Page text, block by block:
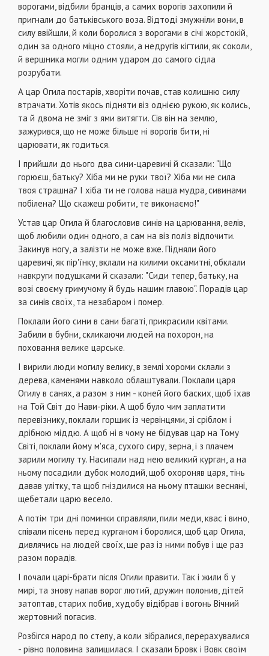
ворогами, відбили бранців, а самих ворогів захопили й
пригнали до батьківського воза. Відтоді змужніли вони, в
силу ввійшли, й коли боролися з ворогами в січі жорстокій,
один за одного міцно стояли, а недругів кігтили, як соколи,
й вершника могли одним ударом до самого сідла
розрубати.
А цар Огила постарів, хворіти почав, став колишню силу
втрачати. Хотів якось підняти віз однією рукою, як колись,
та й двома не зміг з ями витягти. Сів він на землю,
зажурився, що не може більше ні ворогів бити, ні
царювати, як годиться.
І прийшли до нього два сини-царевичі й сказали: "Що
горюєш, батьку? Хіба ми не руки твої? Хіба ми не сила
твоя страшна? І хіба ти не голова наша мудра, сивинами
побілена? Що скажеш робити, те виконаємо!"
Устав цар Огила й благословив синів на царювання, велів,
щоб любили один одного, а сам на віз поліз відпочити.
Закинув ногу, а залізти не може вже. Підняли його
царевичі, як пір'їнку, вклали на килими оксамитні, обклали
навкруги подушками й сказали: "Сиди тепер, батьку, на
возі своєму гримучому й будь нашим главою". Порадів цар
за синів своїх, та незабаром і помер.
Поклали його сини в сани багаті, прикрасили квітами.
Забили в бубни, скликаючи людей на похорон, на
поховання велике царське.
І вирили люди могилу велику, в землі хороми склали з
дерева, каменями навколо облаштували. Поклали царя
Огилу в санях, а разом з ним - коней його баских, щоб їхав
на Той Світ до Нави-ріки. А щоб було чим заплатити
перевізнику, поклали горщик із червінцями, зі сріблом і
дрібною міддю. А щоб ні в чому не бідував цар на Тому
Світі, поклали йому м'яса, сухого сиру, зерна, і з плачем
зарили могилу ту. Насипали над нею великий курган, а на
ньому посадили дубок молодий, щоб охороняв царя, тінь
давав улітку, та щоб гніздилися на ньому пташки весняні,
щебетали царю весело.
А потім три дні поминки справляли, пили меди, квас і вино,
співали пісень перед курганом і боролися, щоб цар Огила,
дивлячись на людей своїх, ще раз із ними побув і ще раз
разом порадів.
І почали царі-брати після Огили правити. Так і жили б у
мирі, та знову напав ворог лютий, дружин полонив, дітей
затоптав, старих побив, худобу відібрав і вогонь Вічний
жертовний погасив.
Розбігся народ по степу, а коли зібралися, перерахувалися
- рівно половина залишилася. І сказали Бровк і Вовк своїм